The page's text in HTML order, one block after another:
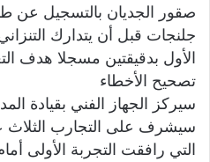
صقور الجديان بالتسجيل
جلنجات قبل أن يتدارك
الأول بدقيقتين مسجلا هدف
تصحيح الأخطاء
سيركز الجهاز الفني بقيادة
سيشرف على التجارب
التي رافقت التجربة الأولى